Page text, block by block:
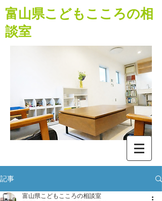
​富山県こどもこころの相
談室
記事
富山県こどもこころの相談室